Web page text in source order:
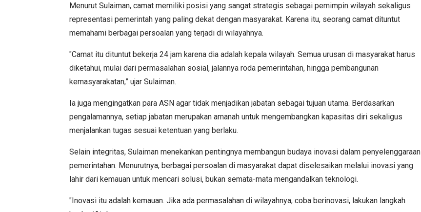
Menurut Sulaiman, camat memiliki posisi yang sangat strategis sebagai pemimpin wilayah sekaligus
representasi pemerintah yang paling dekat dengan masyarakat. Karena itu, seorang camat dituntut
memahami berbagai persoalan yang terjadi di wilayahnya.
"Camat itu dituntut bekerja 24 jam karena dia adalah kepala wilayah. Semua urusan di masyarakat harus
diketahui, mulai dari permasalahan sosial, jalannya roda pemerintahan, hingga pembangunan
kemasyarakatan,” ujar Sulaiman.
Ia juga mengingatkan para ASN agar tidak menjadikan jabatan sebagai tujuan utama. Berdasarkan
pengalamannya, setiap jabatan merupakan amanah untuk mengembangkan kapasitas diri sekaligus
menjalankan tugas sesuai ketentuan yang berlaku.
Selain integritas, Sulaiman menekankan pentingnya membangun budaya inovasi dalam penyelenggaraan
pemerintahan. Menurutnya, berbagai persoalan di masyarakat dapat diselesaikan melalui inovasi yang
lahir dari kemauan untuk mencari solusi, bukan semata-mata mengandalkan teknologi.
"Inovasi itu adalah kemauan. Jika ada permasalahan di wilayahnya, coba berinovasi, lakukan langkah